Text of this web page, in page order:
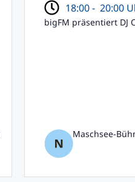
18:00 - 20:00
bigFM präsentiert DJ
Maschsee-